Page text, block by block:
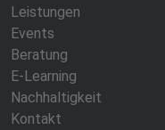
Leistungen
Events
Beratung
E-Learning
Nachhaltigkeit
Kontakt